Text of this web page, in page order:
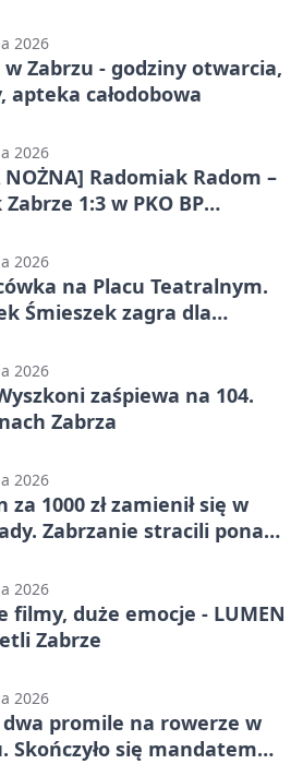
2026
Zabrzu - godziny otwarcia,
apteka całodobowa
2026
NOŻNA] Radomiak Radom –
1:3 w PKO BP
dał zabrzanom zwycięstwo
2026
na Placu Teatralnym.
Śmieszek zagra dla
2026
zaśpiewa na 104.
Zabrza
2026
za 1000 zł zamienił się w
Zabrzanie stracili ponad
2026
filmy, duże emocje - LUMEN
Zabrze
2026
dwa promile na rowerze w
Skończyło się mandatem